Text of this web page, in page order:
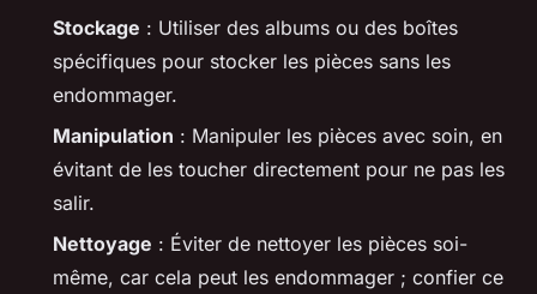
Stockage : Utiliser des albums ou des boîtes
spécifiques pour stocker les pièces sans les
endommager.
Manipulation : Manipuler les pièces avec soin, en
évitant de les toucher directement pour ne pas les
salir.
Nettoyage : Éviter de nettoyer les pièces soi-
même, car cela peut les endommager ; confier ce